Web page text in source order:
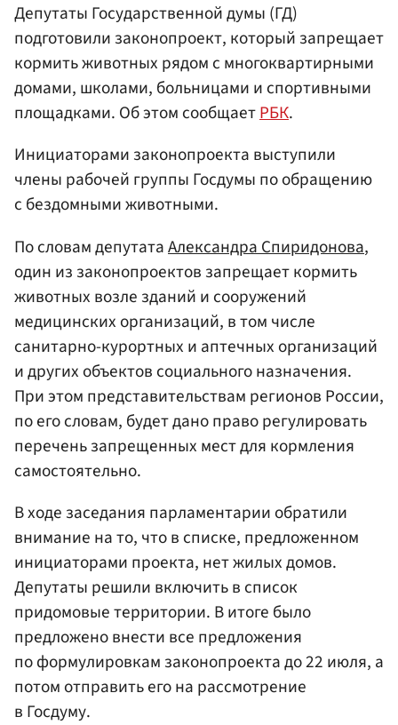
Депутаты Государственной думы (ГД)
подготовили законопроект, который запрещает
кормить животных рядом с многоквартирными
домами, школами, больницами и спортивными
площадками. Об этом сообщаетРБК.
Инициаторами законопроекта выступили
члены рабочей группы Госдумы по обращению
с бездомными животными.
По словам депутатаАлександра Спиридонова,
один из законопроектов запрещает кормить
животных возле зданий и сооружений
медицинских организаций, в том числе
санитарно-курортных и аптечных организаций
и других объектов социального назначения.
При этом представительствам регионов России,
по его словам, будет дано право регулировать
перечень запрещенных мест для кормления
самостоятельно.
В ходе заседания парламентарии обратили
внимание на то, что в списке, предложенном
инициаторами проекта, нет жилых домов.
Депутаты решили включить в список
придомовые территории. В итоге было
предложено внести все предложения
по формулировкам законопроекта до 22 июля, а
потом отправить его на рассмотрение
в Госдуму.